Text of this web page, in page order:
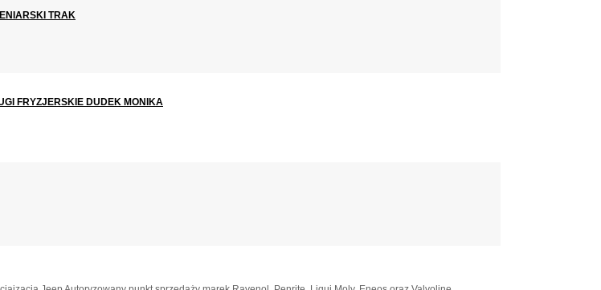
TRAK
FRYZJERSKIE DUDEK MONIKA